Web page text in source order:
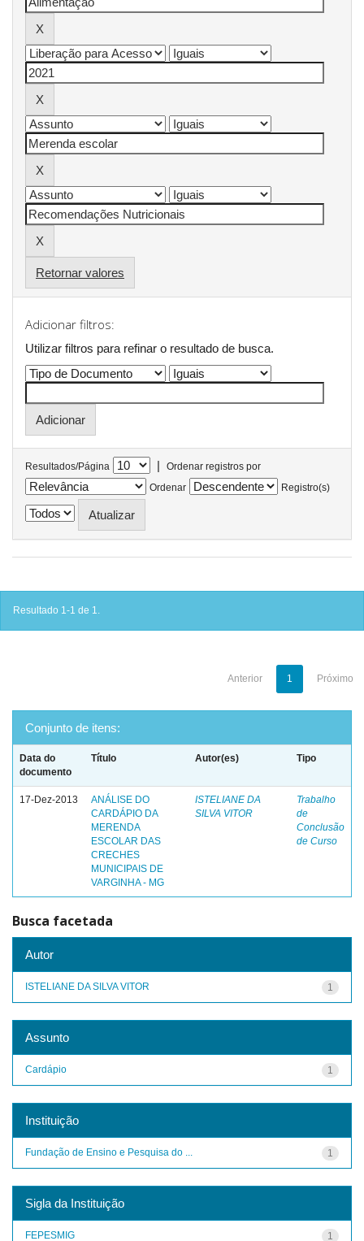
Retornar valores
Adicionar filtros:
Utilizar filtros para refinar o resultado de busca.
Resultados/Página |
Ordenar registros por
Ordenar
Registro(s)
Resultado 1-1 de 1.
Anterior 1 Próximo
Conjunto de itens:
Data do
documento
Título Autor(es) Tipo
17-Dez-2013
ANÁLISE DO
CARDÁPIO DA
MERENDA
ESCOLAR DAS
CRECHES
MUNICIPAIS DE
VARGINHA - MG
ISTELIANE DA
SILVA VITOR
Trabalho
de
Conclusão
de Curso
Busca facetada
Autor
1
ISTELIANE DA SILVA VITOR
Assunto
1
Cardápio
Instituição
1
Fundação de Ensino e Pesquisa do ...
Sigla da Instituição
1
FEPESMIG